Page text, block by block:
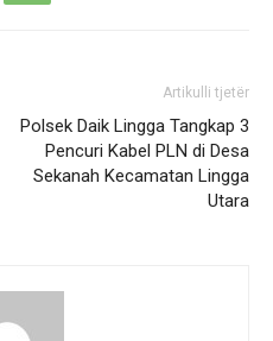
Artikulli tjetër
Polsek Daik Lingga Tangkap 3
Pencuri Kabel PLN di Desa
Sekanah Kecamatan Lingga
Utara